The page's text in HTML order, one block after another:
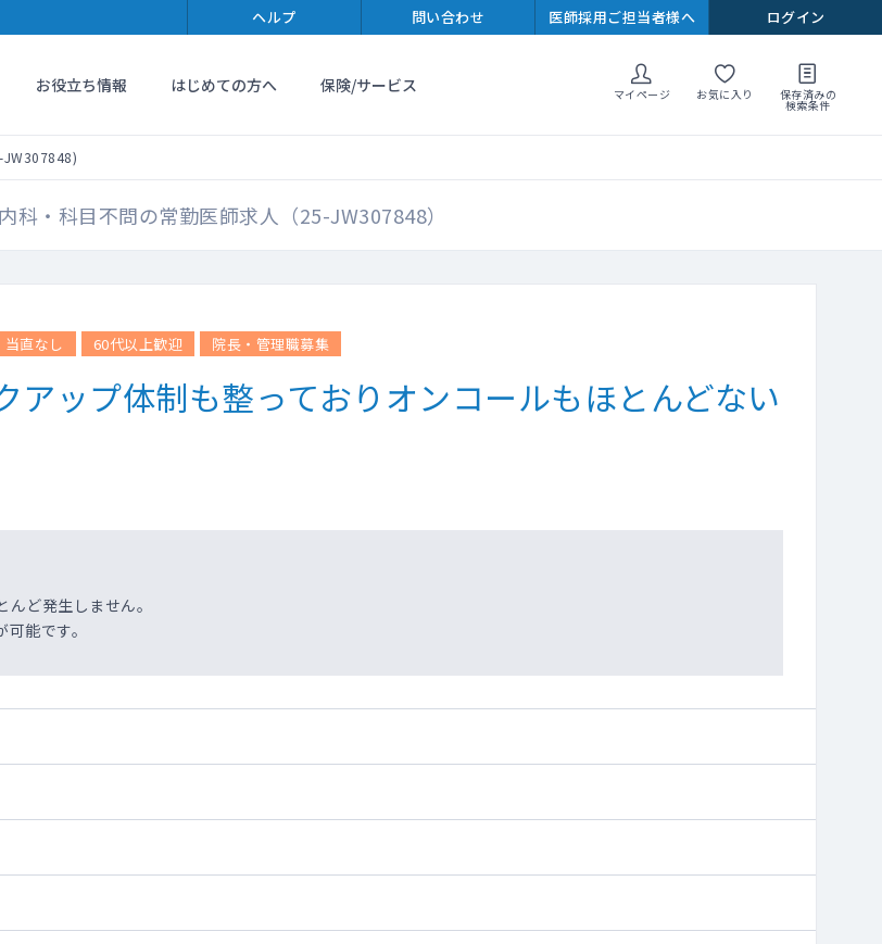
ヘルプ 問い合わせ 医師採用ご担当者様へ ログイン
お役立ち情報 はじめての方へ 保険/サービス マイページ お気に入り 保存済みの
検索条件
JW307848)
科・科目不問の常勤医師求人（25-JW307848）
当直なし 60代以上歓迎 院長・管理職募集
アップ体制も整っておりオンコールもほとんどない
ど発生しません。
能です。